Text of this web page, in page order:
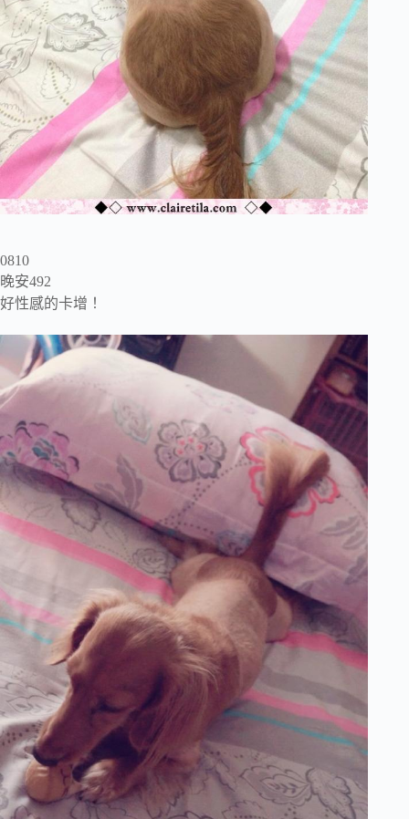
0810
晚安492
好性感的卡增！